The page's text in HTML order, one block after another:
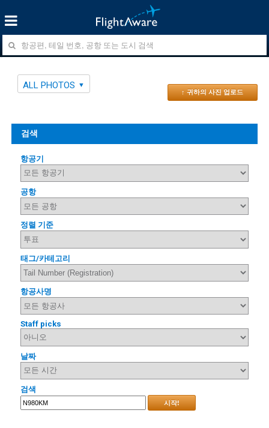
ALL PHOTOS
↑ 귀하의 사진 업로드
검색
항공기
공항
정렬 기준
태그/카테고리
항공사명
Staff picks
날짜
검색
시작!